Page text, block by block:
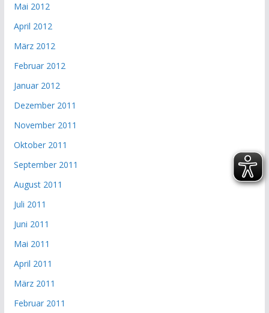
Mai 2012
April 2012
März 2012
Februar 2012
Januar 2012
Dezember 2011
November 2011
Oktober 2011
September 2011
August 2011
Juli 2011
Juni 2011
Mai 2011
April 2011
März 2011
Februar 2011